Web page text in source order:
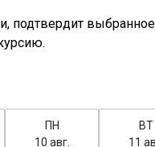
подтвердит
ПН
10 авг.
ВТ
11